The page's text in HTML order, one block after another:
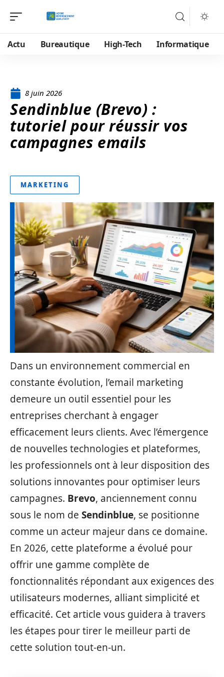
Actu Bureautique High-Tech Informatique
8 juin 2026
Sendinblue (Brevo) :
tutoriel pour réussir vos
campagnes emails
MARKETING
Dans un environnement commercial en
constante évolution, l’email marketing
demeure un outil essentiel pour les
entreprises cherchant à engager
efficacement leurs clients. Avec l’émergence
de nouvelles technologies et plateformes,
les professionnels ont à leur disposition des
solutions innovantes pour optimiser leurs
campagnes. Brevo, anciennement connu
sous le nom de Sendinblue, se positionne
comme un acteur majeur dans ce domaine.
En 2026, cette plateforme a évolué pour
offrir une gamme complète de
fonctionnalités répondant aux exigences des
utilisateurs modernes, alliant simplicité et
efficacité. Cet article vous guidera à travers
les étapes pour tirer le meilleur parti de
cette solution tout-en-un.